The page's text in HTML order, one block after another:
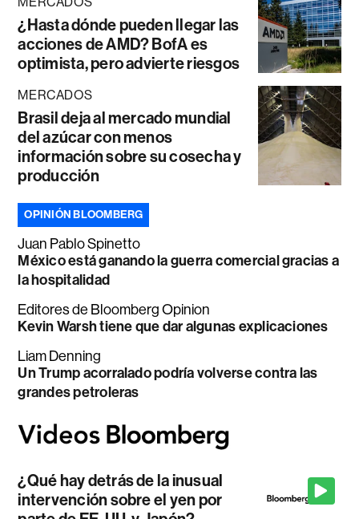
¿Hasta dónde pueden llegar las
acciones de AMD? BofA es
optimista, pero advierte riesgos
MERCADOS
Brasil deja al mercado mundial
del azúcar con menos
información sobre su cosecha y
producción
OPINIÓN BLOOMBERG
Juan Pablo Spinetto
México está ganando la guerra comercial gracias a
la hospitalidad
Editores de Bloomberg Opinion
Kevin Warsh tiene que dar algunas explicaciones
Liam Denning
Un Trump acorralado podría volverse contra las
grandes petroleras
¿Qué hay detrás de la inusual
intervención sobre el yen por